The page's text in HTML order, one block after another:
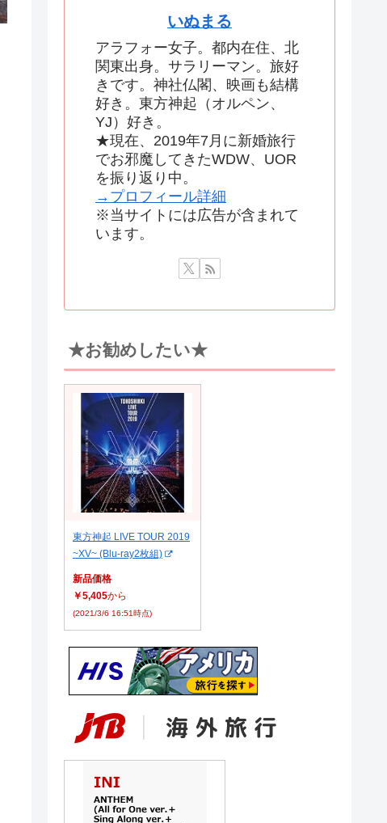
いぬまる
アラフォー女子。都内在住、北
関東出身。サラリーマン。旅好
きです。神社仏閣、映画も結構
好き。東方神起（オルペン、
YJ）好き。
★現在、2019年7月に新婚旅行
でお邪魔してきたWDW、UOR
を振り返り中。
→プロフィール詳細
※当サイトには広告が含まれて
います。
★お勧めしたい★
東方神起 LIVE TOUR 2019
~XV~ (Blu-ray2枚組)
新品価格
￥5,405から
(2021/3/6 16:51時点)